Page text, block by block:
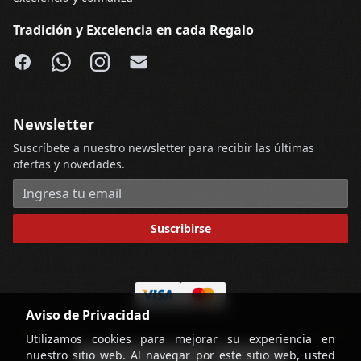
Aviso de Privacidad
Utilizamos cookies para mejorar su experiencia en
nuestro sitio web. Al navegar por este sitio web, usted
Tradición y Excelencia en cada Regalo
Facebook
WhatsApp
Instagram
Email
Newsletter
Suscríbete a nuestro newsletter para recibir las últimas
ofertas y novedades.
Dirección de correo electrónico
Suscribirse
Términos y Condiciones - Contáctenos